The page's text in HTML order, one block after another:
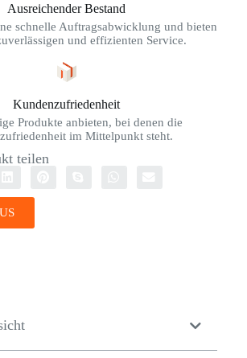
Ausreichender Bestand
schnelle Auftragsabwicklung und bieten
und effizienten Service.
Kundenzufriedenheit
Produkte anbieten, bei denen die
im Mittelpunkt steht.
teilen